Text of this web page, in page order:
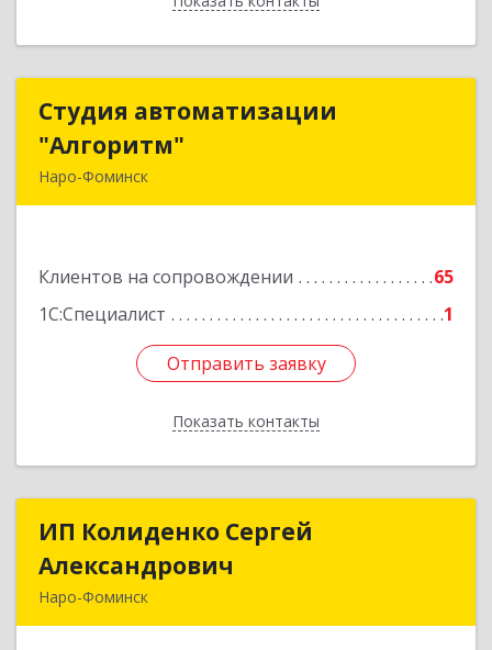
Студия автоматизации
"Алгоритм"
Наро-Фоминск
Клиентов на сопровождении
65
1С:Специалист
1
Отправить заявку
Показать контакты
Студия автоматизации
Подробнее
Отправить заявку
Назад
ИП Колиденко Сергей
Александрович
Наро-Фоминск
ИП Колиденко Сергей